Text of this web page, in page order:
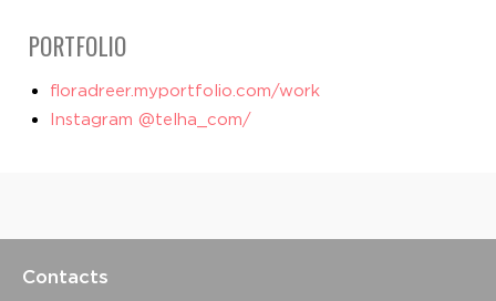
PORTFOLIO
floradreer.myportfolio.com/work
Instagram @telha_com/
Contacts